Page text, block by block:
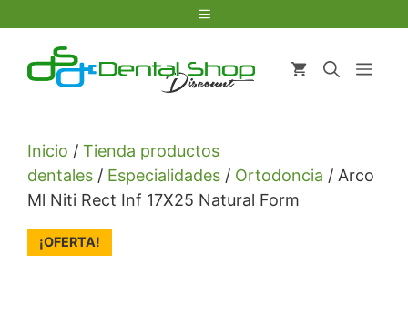
contenido
Menú
Inicio / Tienda productos
dentales / Especialidades / Ortodoncia / Arco
Ml Niti Rect Inf 17X25 Natural Form
¡OFERTA!